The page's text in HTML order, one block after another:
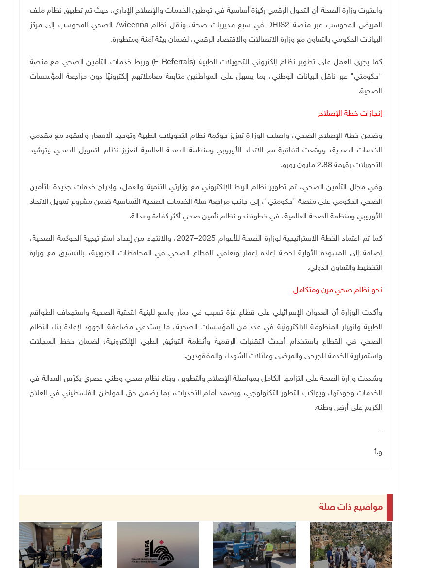
واعتبرت وزارة الصحة أن التحول الرقمي ركيزة أساسية في توطين الخدمات والإصلاح الإداري، حيث تم تطبيق نظام ملف
المريض المحوسب عبر منصة DHIS2 في سبع مديريات صحة، ونقل نظامAvicenna الصحي المحوسب إلى مركز
البيانات الحكومي بالتعاون مع وزارة الاتصالات والاقتصاد الرقمي، لضمان بيئة آمنة ومتطورة.
كما يجري العمل على تطوير نظام إلكتروني للتحويلات الطبية (E-Referrals) وربط خدمات التأمين الصحي مع منصة
"حكومتي" عبر ناقل البيانات الوطني، بما يسهل على المواطنين متابعة معاملاتهم إلكترونيًا دون مراجعة المؤسسات
الصحية.
إنجازات خطة الإصلاح
وضمن خطة الإصلاح الصحي، واصلت الوزارة تعزيز حوكمة نظام التحويلات الطبية وتوحيد الأسعار والعقود مع مقدمي
الخدمات الصحية، ووقعت اتفاقية مع الاتحاد الأوروبي ومنظمة الصحة العالمية لتعزيز نظام التمويل الصحي وترشيد
التحويلات بقيمة 2.88 مليون يورو
.
وفي مجال التأمين الصحي، تم تطوير نظام الربط الإلكتروني مع وزارتي التنمية والعمل، وإدراج خدمات جديدة للتأمين
الصحي الحكومي على منصة "حكومتي"، إلى جانب مراجعة سلة الخدمات الصحية الأساسية ضمن مشروع تمويل الاتحاد
الأوروبي ومنظمة الصحة العالمية، في خطوة نحو نظام تأمين صحي أكثر كفاءة وعدالة.
كما تم اعتماد الخطة الاستراتيجية لوزارة الصحة للأعوام 2025–2027، والانتهاء من إعداد استراتيجية الحوكمة الصحية،
إضافة إلى المسودة الأولية لخطة إعادة إعمار وتعافي القطاع الصحي في المحافظات الجنوبية، بالتنسيق مع وزارة
التخطيط والتعاون الدولي.
نحو نظام صحي مرن ومتكامل
وأكدت الوزارة أن العدوان الإسرائيلي على قطاع غزة تسبب في دمار واسع للبنية التحتية الصحية واستهداف الطواقم
الطبية وانهيار المنظومة الإلكترونية في عدد من المؤسسات الصحية، ما يستدعي مضاعفة الجهود لإعادة بناء النظام
الصحي في القطاع باستخدام أحدث التقنيات الرقمية وأنظمة التوثيق الطبي الإلكترونية، لضمان حفظ السجلات
واستمرارية الخدمة للجرحى والمرضى وعائلات الشهداء والمفقودين.
وشددت وزارة الصحة على التزامها الكامل بمواصلة الإصلاح والتطوير، وبناء نظام صحي وطني عصري يكرّس العدالة في
الخدمات وجودتها، ويواكب التطور التكنولوجي، ويصمد أمام التحديات، بما يضمن حق المواطن الفلسطيني في العلاج
الكريم على أرض وطنه.
ــــ
و.أ
مواضيع ذات صلة